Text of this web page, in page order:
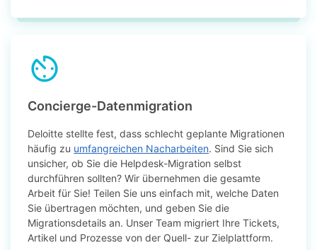
Concierge-Datenmigration
Deloitte stellte fest, dass schlecht geplante Migrationen
häufig zu umfangreichen Nacharbeiten. Sind Sie sich
unsicher, ob Sie die Helpdesk-Migration selbst
durchführen sollten? Wir übernehmen die gesamte
Arbeit für Sie! Teilen Sie uns einfach mit, welche Daten
Sie übertragen möchten, und geben Sie die
Migrationsdetails an. Unser Team migriert Ihre Tickets,
Artikel und Prozesse von der Quell- zur Zielplattform.